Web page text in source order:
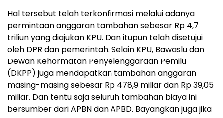
Hal tersebut telah terkonfirmasi melalui adanya
permintaan anggaran tambahan sebesar Rp 4,7
triliun yang diajukan KPU. Dan itupun telah disetujui
oleh DPR dan pemerintah. Selain KPU, Bawaslu dan
Dewan Kehormatan Penyelenggaraan Pemilu
(DKPP) juga mendapatkan tambahan anggaran
masing-masing sebesar Rp 478,9 miliar dan Rp 39,05
miliar. Dan tentu saja seluruh tambahan biaya ini
bersumber dari APBN dan APBD. Bayangkan juga jika